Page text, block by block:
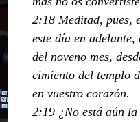
2:18 Meditad, pues,
este día en
del noveno mes,
cimiento del templo
en vuestro corazón.
2:19 ¿No está aún